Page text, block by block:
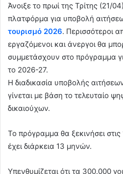
Άνοιξε το πρωί της Τρίτης (21/
πλατφόρμα για υποβολή
τουρισμό 2026. Περισσότεροι
εργαζόμενοι και άνεργοι θα
συμμετάσχουν στο πρόγραμμα
το 2026-27.
Η διαδικασία υποβολής
γίνεται με βάση το τελευταίο
δικαιούχων.
Το πρόγραμμα θα ξεκινήσει
έχει διάρκεια 13 μηνών.
Υπενθυμίζεται ότι τα 300.000